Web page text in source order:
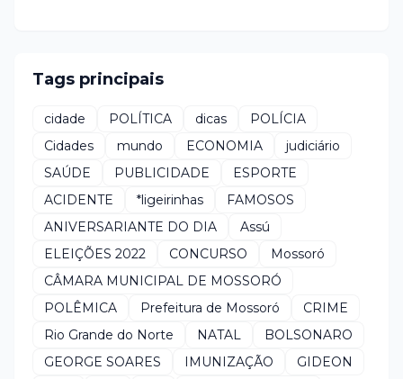
Tags principais
cidade POLÍTICA dicas
POLÍCIA
Cidades
mundo ECONOMIA
judiciário
SAÚDE
PUBLICIDADE
ESPORTE
ACIDENTE
*ligeirinhas
FAMOSOS
ANIVERSARIANTE DO DIA
Assú
ELEIÇÕES 2022
CONCURSO
Mossoró
CÂMARA MUNICIPAL DE MOSSORÓ
POLÊMICA
Prefeitura de Mossoró
CRIME
Rio Grande do Norte
NATAL
BOLSONARO
GEORGE SOARES
IMUNIZAÇÃO
GIDEON